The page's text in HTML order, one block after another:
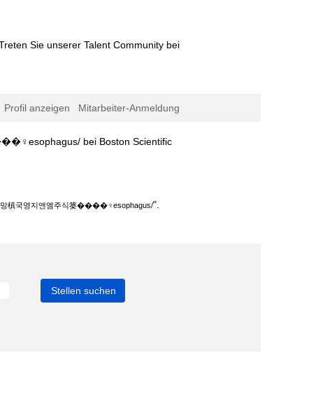
Sie unserer Talent Community bei
Profil anzeigen Mitarbeiter-Anmeldung
bei Boston Scientific(aktuelle
망槙국영지앤엠주식篓����‍♀️esophagus/".